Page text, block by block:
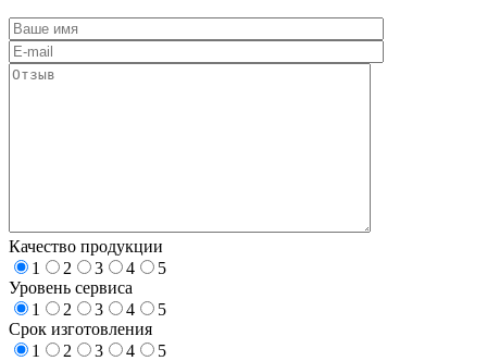
Качество продукции
1
2 3 4
5
Уровень сервиса
1
2 3 4
5
Срок изготовления
1
2 3 4
5